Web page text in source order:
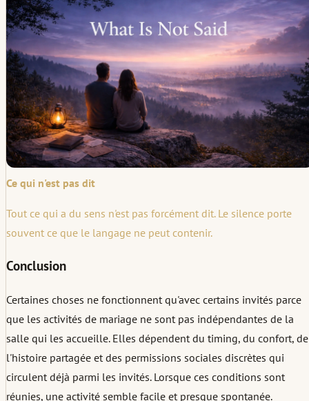
Ce qui n'est pas dit
Tout ce qui a du sens n'est pas forcément dit. Le silence porte
souvent ce que le langage ne peut contenir.
Conclusion
Certaines choses ne fonctionnent qu'avec certains invités parce
que les activités de mariage ne sont pas indépendantes de la
salle qui les accueille. Elles dépendent du timing, du confort, de
l'histoire partagée et des permissions sociales discrètes qui
circulent déjà parmi les invités. Lorsque ces conditions sont
réunies, une activité semble facile et presque spontanée.